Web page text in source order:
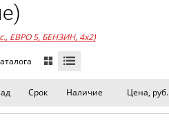
ЕВРО 5, БЕНЗИН, 4x2)
Срок Наличие Цена, руб.